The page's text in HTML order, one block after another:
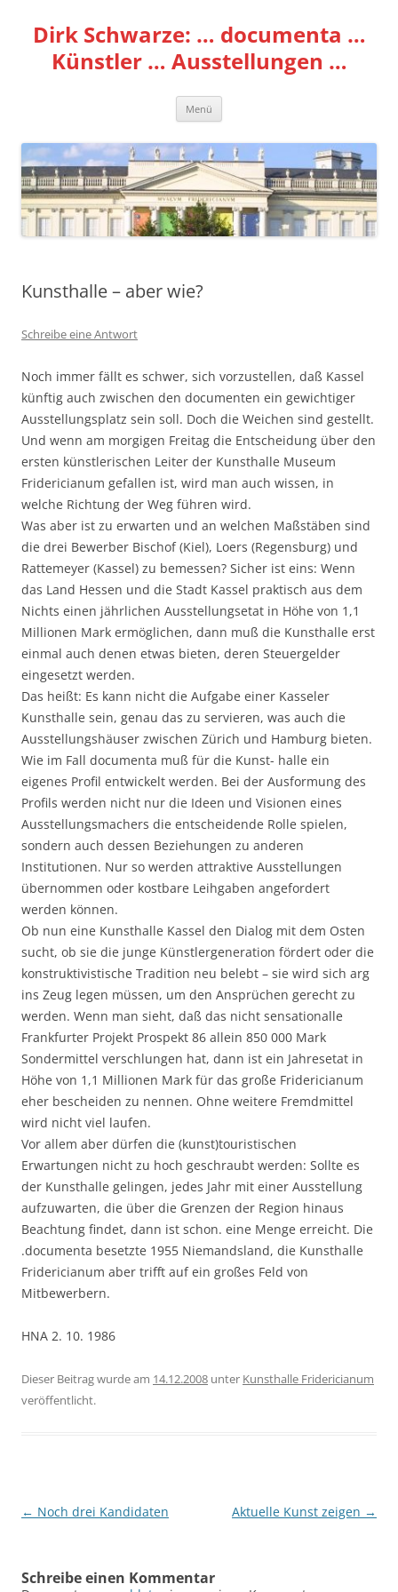
springen
Dirk Schwarze: … documenta …
Künstler … Ausstellungen …
Menü
Kunsthalle – aber wie?
Schreibe eine Antwort
Noch immer fällt es schwer, sich vorzustellen, daß Kassel
künftig auch zwischen den documenten ein gewichtiger
Ausstellungsplatz sein soll. Doch die Weichen sind gestellt.
Und wenn am morgigen Freitag die Entscheidung über den
ersten künstlerischen Leiter der Kunsthalle Museum
Fridericianum gefallen ist, wird man auch wissen, in
welche Richtung der Weg führen wird.
Was aber ist zu erwarten und an welchen Maßstäben sind
die drei Bewerber Bischof (Kiel), Loers (Regensburg) und
Rattemeyer (Kassel) zu bemessen? Sicher ist eins: Wenn
das Land Hessen und die Stadt Kassel praktisch aus dem
Nichts einen jährlichen Ausstellungsetat in Höhe von 1,1
Millionen Mark ermöglichen, dann muß die Kunsthalle erst
einmal auch denen etwas bieten, deren Steuergelder
eingesetzt werden.
Das heißt: Es kann nicht die Aufgabe einer Kasseler
Kunsthalle sein, genau das zu servieren, was auch die
Ausstellungshäuser zwischen Zürich und Hamburg bieten.
Wie im Fall documenta muß für die Kunst- halle ein
eigenes Profil entwickelt werden. Bei der Ausformung des
Profils werden nicht nur die Ideen und Visionen eines
Ausstellungsmachers die entscheidende Rolle spielen,
sondern auch dessen Beziehungen zu anderen
Institutionen. Nur so werden attraktive Ausstellungen
übernommen oder kostbare Leihgaben angefordert
werden können.
Ob nun eine Kunsthalle Kassel den Dialog mit dem Osten
sucht, ob sie die junge Künstlergeneration fördert oder die
konstruktivistische Tradition neu belebt – sie wird sich arg
ins Zeug legen müssen, um den Ansprüchen gerecht zu
werden. Wenn man sieht, daß das nicht sensationalle
Frankfurter Projekt Prospekt 86 allein 850 000 Mark
Sondermittel verschlungen hat, dann ist ein Jahresetat in
Höhe von 1,1 Millionen Mark für das große Fridericianum
eher bescheiden zu nennen. Ohne weitere Fremdmittel
wird nicht viel laufen.
Vor allem aber dürfen die (kunst)touristischen
Erwartungen nicht zu hoch geschraubt werden: Sollte es
der Kunsthalle gelingen, jedes Jahr mit einer Ausstellung
aufzuwarten, die über die Grenzen der Region hinaus
Beachtung findet, dann ist schon. eine Menge erreicht. Die
.documenta besetzte 1955 Niemandsland, die Kunsthalle
Fridericianum aber trifft auf ein großes Feld von
Mitbewerbern.
HNA 2. 10. 1986
Dieser Beitrag wurde am 14.12.2008 unter Kunsthalle Fridericianum
veröffentlicht.
Beitragsnavigation
← Noch drei Kandidaten Aktuelle Kunst zeigen →
Schreibe einen Kommentar